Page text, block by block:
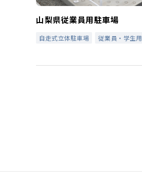
山梨県従業員用駐車場
自走式立体駐車場 従業員・学生用